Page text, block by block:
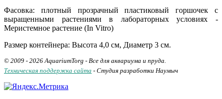
Фасовка: плотный прозрачный пластиковый горшочек с
выращенными растениями в лабораторных условиях -
Меристемное растение (In Vitro)
Размер контейнера: Высота 4,0 см, Диаметр 3 см.
© 2009 - 2026 AquariumTorg - Все для аквариума и пруда.
Техническая поддержка сайта - Студия разработки Наумыч